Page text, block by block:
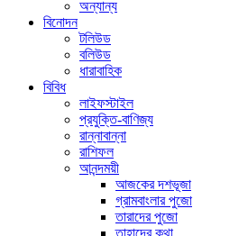
অন্যান্য
বিনোদন
টলিউড
বলিউড
ধারাবাহিক
বিবিধ
লাইফস্টাইল
প্রযুক্তি-বাণিজ্য
রান্নাবান্না
রাশিফল
আনন্দময়ী
আজকের দশভূজা
গ্রামবাংলার পুজো
তারাদের পুজো
তাহাদের কথা